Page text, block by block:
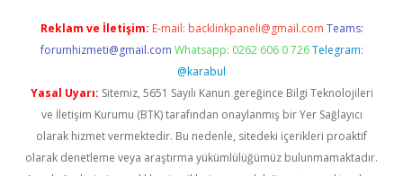
Reklam ve İletişim: E-mail: backlinkpaneli@gmail.com Teams:
forumhizmeti@gmail.com Whatsapp: 0262 606 0 726 Telegram:
@karabul
Yasal Uyarı: Sitemiz, 5651 Sayılı Kanun gereğince Bilgi Teknolojileri
ve İletişim Kurumu (BTK) tarafından onaylanmış bir Yer Sağlayıcı
olarak hizmet vermektedir. Bu nedenle, sitedeki içerikleri proaktif
olarak denetleme veya araştırma yükümlülüğümüz bulunmamaktadır.